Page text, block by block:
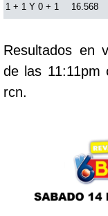
Chontico
Culona día
Culona
1 + 1 Y 0 + 1 16.568
Resultados en
de las 11:11pm
rcn.